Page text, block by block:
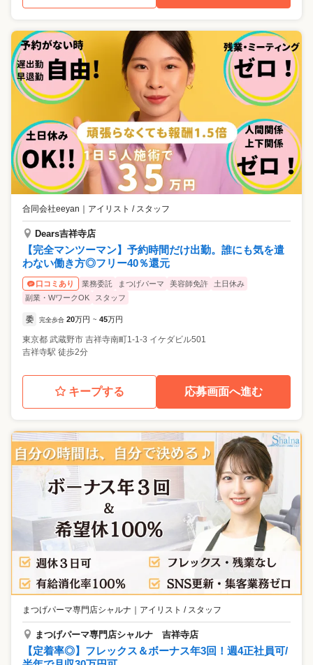
合同会社eeyan アイリスト / スタッフ
Dears吉祥寺店
【完全マンツーマン】予約時間だけ出勤。誰にも気を遣
わない働き方◎フリー40％還元
口コミあり 業務委託 まつげパーマ 美容師免許
土日休み
副業・WワークOK
スタッフ
委 完全歩合 20万円 ~ 45万円
東京都 武蔵野市 吉祥寺南町1-1-3 イケダビル501
吉祥寺駅 徒歩2分
キープする 応募画面へ進む
まつげパーマ専門店シャルナ ｜ アイリスト / スタッフ
まつげパーマ専門店シャルナ 吉祥寺店
【定着率◎】フレックス＆ボーナス年3回！週4正社員可/